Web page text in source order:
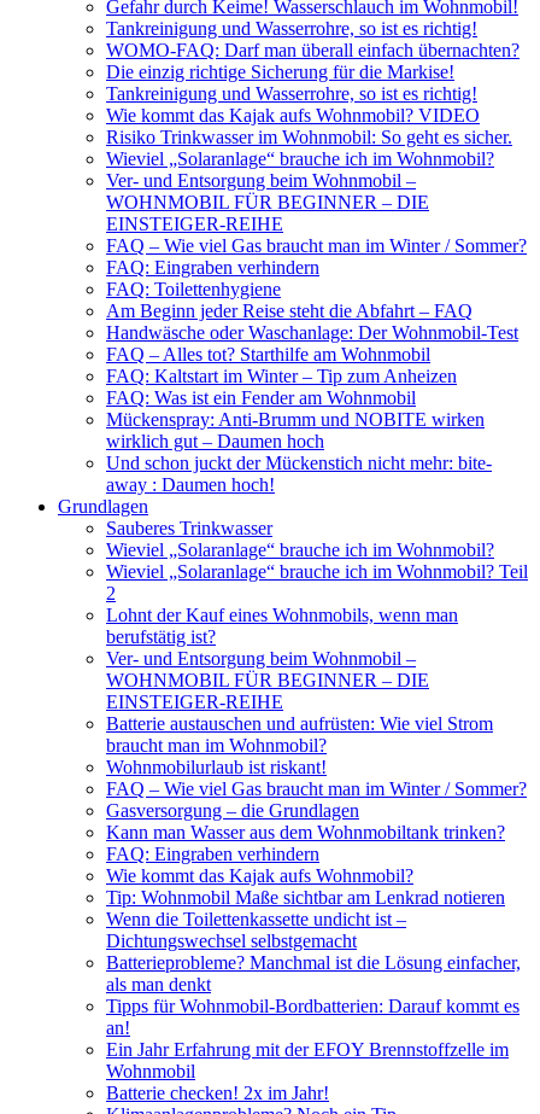
Gefahr durch Keime! Wasserschlauch im Wohnmobil!
Tankreinigung und Wasserrohre, so ist es richtig!
WOMO-FAQ: Darf man überall einfach übernachten?
Die einzig richtige Sicherung für die Markise!
Tankreinigung und Wasserrohre, so ist es richtig!
Wie kommt das Kajak aufs Wohnmobil? VIDEO
Risiko Trinkwasser im Wohnmobil: So geht es sicher.
Wieviel „Solaranlage“ brauche ich im Wohnmobil?
Ver- und Entsorgung beim Wohnmobil –
WOHNMOBIL FÜR BEGINNER – DIE
EINSTEIGER-REIHE
FAQ – Wie viel Gas braucht man im Winter / Sommer?
FAQ: Eingraben verhindern
FAQ: Toilettenhygiene
Am Beginn jeder Reise steht die Abfahrt – FAQ
Handwäsche oder Waschanlage: Der Wohnmobil-Test
FAQ – Alles tot? Starthilfe am Wohnmobil
FAQ: Kaltstart im Winter – Tip zum Anheizen
FAQ: Was ist ein Fender am Wohnmobil
Mückenspray: Anti-Brumm und NOBITE wirken
wirklich gut – Daumen hoch
Und schon juckt der Mückenstich nicht mehr: bite-
away : Daumen hoch!
Grundlagen
Sauberes Trinkwasser
Wieviel „Solaranlage“ brauche ich im Wohnmobil?
Wieviel „Solaranlage“ brauche ich im Wohnmobil? Teil
2
Lohnt der Kauf eines Wohnmobils, wenn man
berufstätig ist?
Ver- und Entsorgung beim Wohnmobil –
WOHNMOBIL FÜR BEGINNER – DIE
EINSTEIGER-REIHE
Batterie austauschen und aufrüsten: Wie viel Strom
braucht man im Wohnmobil?
Wohnmobilurlaub ist riskant!
FAQ – Wie viel Gas braucht man im Winter / Sommer?
Gasversorgung – die Grundlagen
Kann man Wasser aus dem Wohnmobiltank trinken?
FAQ: Eingraben verhindern
Wie kommt das Kajak aufs Wohnmobil?
Tip: Wohnmobil Maße sichtbar am Lenkrad notieren
Wenn die Toilettenkassette undicht ist –
Dichtungswechsel selbstgemacht
Batterieprobleme? Manchmal ist die Lösung einfacher,
als man denkt
Tipps für Wohnmobil-Bordbatterien: Darauf kommt es
an!
Ein Jahr Erfahrung mit der EFOY Brennstoffzelle im
Wohnmobil
Batterie checken! 2x im Jahr!